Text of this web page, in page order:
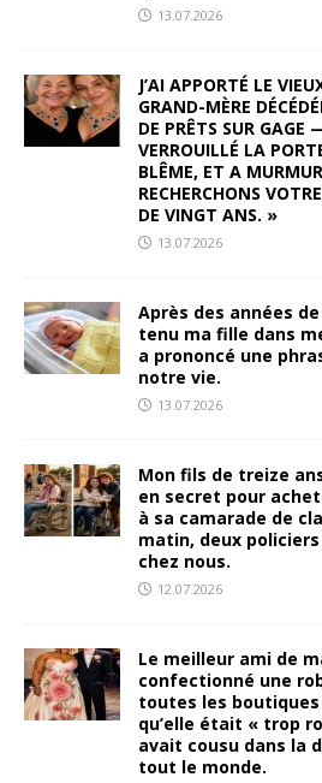
13.07.2026
J’AI APPORTÉ LE
GRAND-MÈRE
DE PRÊTS SUR GAGE
VERROUILLÉ LA
BLÊME, ET A
RECHERCHONS
DE VINGT ANS. »
13.07.2026
Après des années
tenu ma fille dans
a prononcé une
notre vie.
13.07.2026
Mon fils de treize
en secret pour
à sa camarade de
matin, deux
chez nous.
12.07.2026
Le meilleur ami de
confectionné une
toutes les
qu’elle était « trop
avait cousu dans la
tout le monde.